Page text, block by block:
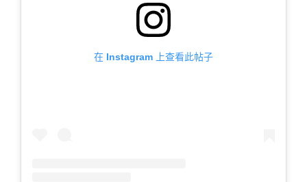
在 Instagram 上查看此帖子